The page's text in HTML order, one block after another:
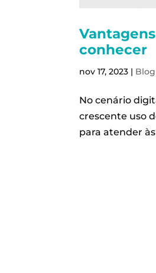
conhecer
nov 17, 2023 |
No cenário
crescente uso
para atender